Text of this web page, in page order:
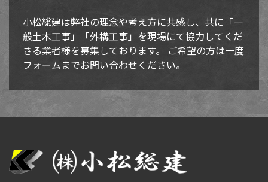
小松総建は弊社の理念や考え方に共感し、共に「一
般土木工事」「外構工事」を現場にて協力してくだ
さる業者様を募集しております。 ご希望の方は一度
フォームまでお問い合わせください。